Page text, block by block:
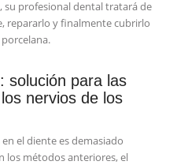
su profesional dental tratará de
repararlo y finalmente cubrirlo
solución para las
nervios de los
el diente es demasiado
los métodos anteriores, el